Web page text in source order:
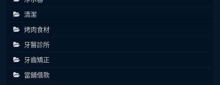
清潔
烤肉食材
牙醫診所
牙齒矯正
當舖借款